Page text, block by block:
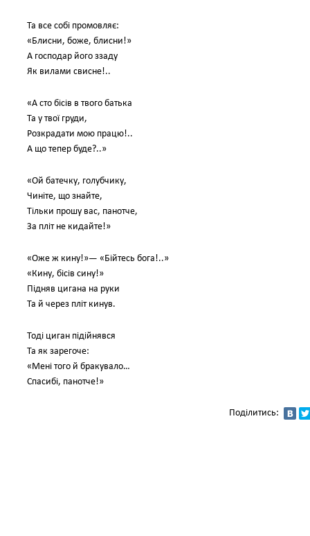
Та все собі промовляє:
«Блисни, боже, блисни!»
А господар його ззаду
Як вилами свисне!..
«А сто бісів в твого батька
Та у твої груди,
Розкрадати мою працю!..
А що тепер буде?..»
«Ой батечку, голубчику,
Чиніте, що знайте,
Тільки прошу вас, панотче,
За пліт не кидайте!»
«Оже ж кину!»— «Бійтесь бога!..»
«Кину, бісів сину!»
Підняв цигана на руки
Та й через пліт кинув.
Тоді циган підійнявся
Та як зарегоче:
«Мені того й бракувало…
Спасибі, панотче!»
Поділитись: